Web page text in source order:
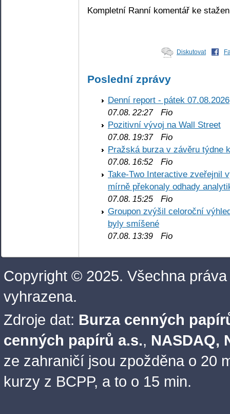
Kompletní Ranní komentář ke
Diskutovat
Poslední zprávy
Denní report - pátek 07.08.2026
07.08. 22:27Fio
Pozitivní vývoj na Wall Street
07.08. 19:37Fio
Pražská burza v závěru týdne
07.08. 16:52 Fio
Take-Two Interactive zveřejnil
mírně překonaly odhady
07.08. 15:25 Fio
Groupon zvýšil celoroční
byly smíšené
07.08. 13:39 Fio
Copyright © 2025. Všechna práva
vyhrazena.
Zdroje dat: Burza cenných
cenných papírů a.s., NASDAQ,
ze zahraničí jsou zpožděna o 20
kurzy z BCPP, a to o 15 min.